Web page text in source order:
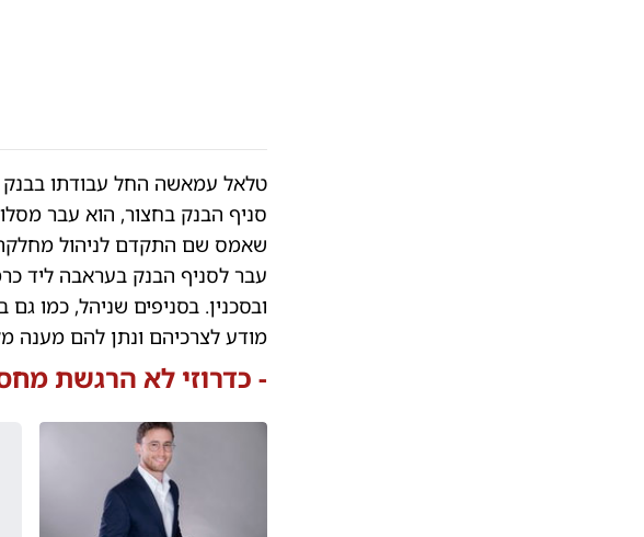
סניף הבנק בחצור, הוא עבר
שאמס שם התקדם לניהול
עבר לסניף הבנק בעראבה ליד
ובסכנין. בסניפים שניהל, כמו גם
מודע לצרכיהם ונתן להם מענה
- כדרוזי לא הרגשת